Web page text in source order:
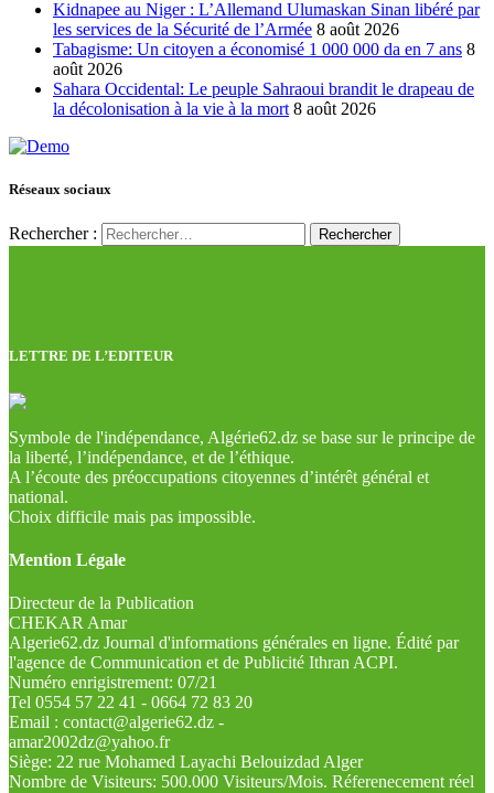
Kidnapee au Niger : L’Allemand Ulumaskan Sinan libéré par
les services de la Sécurité de l’Armée 8 août 2026
Tabagisme: Un citoyen a économisé 1 000 000 da en 7 ans 8
août 2026
Sahara Occidental: Le peuple Sahraoui brandit le drapeau de
la décolonisation à la vie à la mort 8 août 2026
Réseaux sociaux
Rechercher :
LETTRE DE L’EDITEUR
Symbole de l'indépendance, Algérie62.dz se base sur le principe de
la liberté, l’indépendance, et de l’éthique.
A l’écoute des préoccupations citoyennes d’intérêt général et
national.
Choix difficile mais pas impossible.
Mention Légale
Directeur de la Publication
CHEKAR Amar
Algerie62.dz Journal d'informations générales en ligne. Édité par
l'agence de Communication et de Publicité Ithran ACPI.
Numéro enrigistrement: 07/21
Tel 0554 57 22 41 - 0664 72 83 20
Email : contact@algerie62.dz -
amar2002dz@yahoo.fr
Siège: 22 rue Mohamed Layachi Belouizdad Alger
Nombre de Visiteurs: 500.000 Visiteurs/Mois. Réferenecement réel